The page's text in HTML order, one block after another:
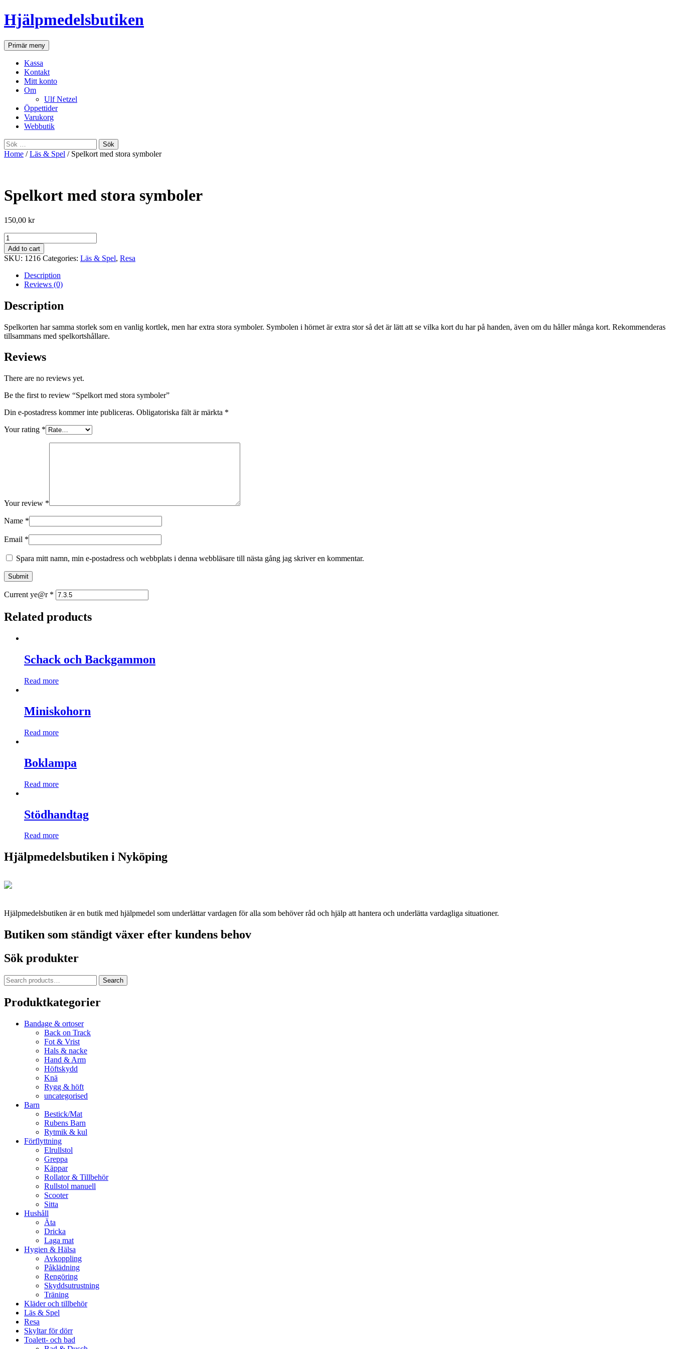
Hjälpmedelsbutiken
SökPrimär meny Gå
till
Kassa
Kontakt
Mitt konto
Om
Ulf Netzel
Öppettider
Varukorg
Webbutik
Sök
efter:
Home /Läs & Spel / Spelkort med stora symboler
Spelkort med stora symboler
150,00 kr
Spelkort
med
stora
symboler
quantity
Add to cart
SKU: 1216 Categories: Läs & Spel, Resa
Description
Reviews (0)
Description
Spelkorten har samma storlek som en vanlig kortlek, men har extra stora symboler. Symbolen i hörnet är extra stor så det är lätt att se vilka kort du har på handen, även om du håller många kort. Rekommenderas
tillsammans med spelkortshållare.
Reviews
There are no reviews yet.
Be the first to review “Spelkort med stora symboler”
Din e-postadress kommer inte publiceras. Obligatoriska fält är märkta *
Your rating *
Your review *
Name *
Email *
Spara mitt namn, min e-postadress och webbplats i denna webbläsare till nästa gång jag skriver en kommentar.
Current ye@r *
Related products
Schack och Backgammon
Read more
Miniskohorn
Read more
Boklampa
Read more
Stödhandtag
Read more
Hjälpmedelsbutiken i Nyköping
Hjälpmedelsbutiken är en butik med hjälpmedel som underlättar vardagen för alla som behöver råd och hjälp att hantera och underlätta vardagliga situationer.
Butiken som ständigt växer efter kundens behov
Sök produkter
Search
for:
Search
Produktkategorier
Bandage & ortoser
Back on Track
Fot & Vrist
Hals & nacke
Hand & Arm
Höftskydd
Knä
Rygg & höft
uncategorised
Barn
Bestick/Mat
Rubens Barn
Rytmik & kul
Förflyttning
Elrullstol
Greppa
Käppar
Rollator & Tillbehör
Rullstol manuell
Scooter
Sitta
Hushåll
Äta
Dricka
Laga mat
Hygien & Hälsa
Avkoppling
Påklädning
Rengöring
Skyddsutrustning
Träning
Kläder och tillbehör
Läs & Spel
Resa
Skyltar för dörr
Toalett- och bad